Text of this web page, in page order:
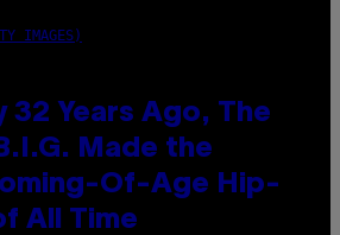
IMAGES)
32 Years Ago, The
Made the
Of-Age Hip-
All Time